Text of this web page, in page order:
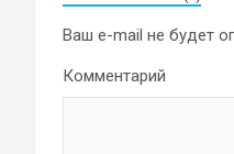
Ваш e-mail не будет
Комментарий